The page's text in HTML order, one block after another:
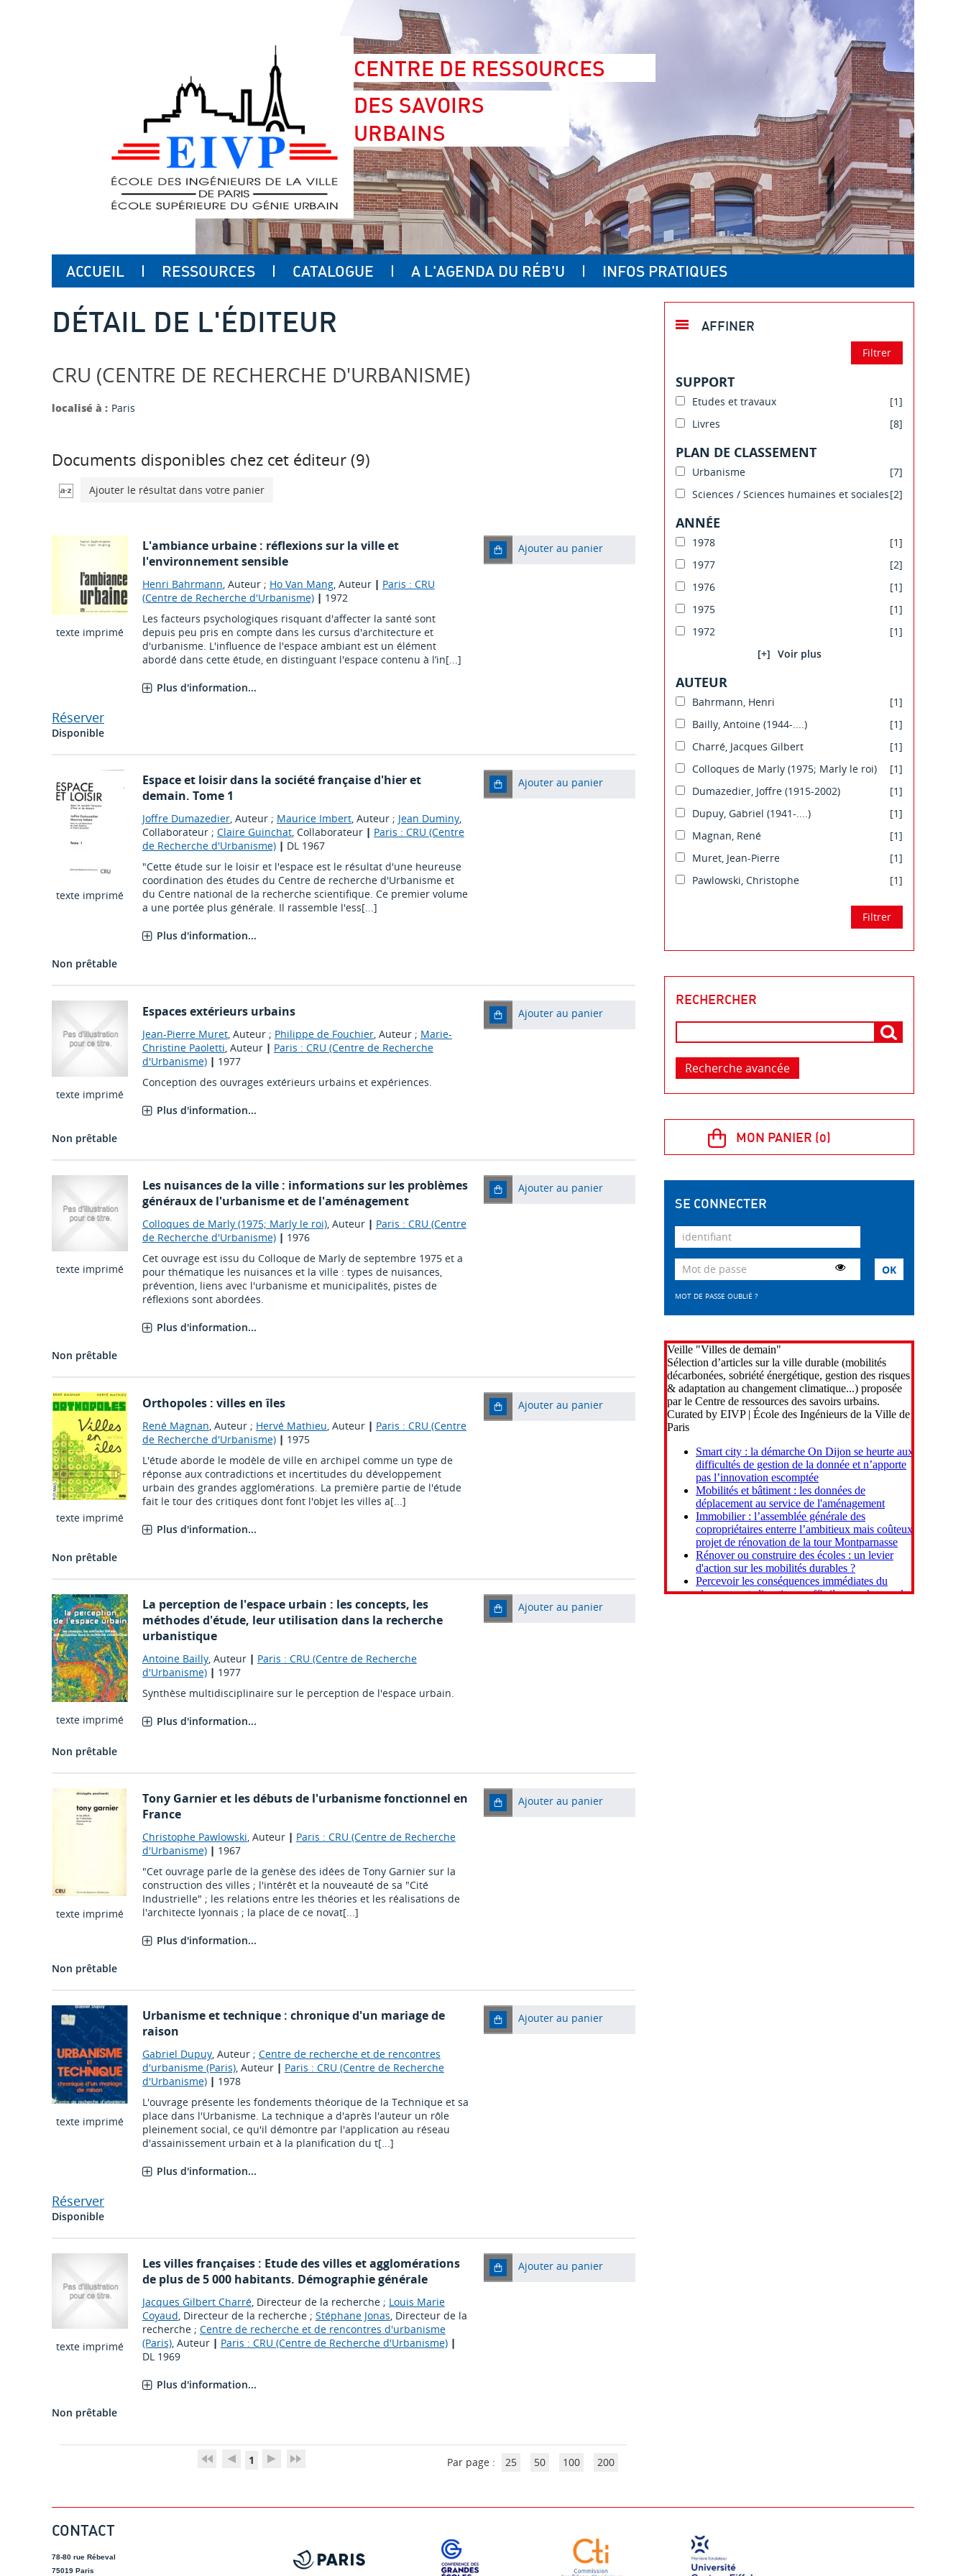
CENTRE DE RESSOURCES
DES SAVOIRS
URBAINS
ACCUEIL RESSOURCES CATALOGUE A L'AGENDA DU RÉB'U INFOS PRATIQUES
DÉTAIL DE L'ÉDITEUR
CRU (CENTRE DE RECHERCHE D'URBANISME)
localisé à : Paris
Documents disponibles chez cet éditeur (9)
Ajouter le résultat dans votre panier
texte imprimé
L'ambiance urbaine : réflexions sur la ville et
l'environnement sensible
Henri Bahrmann, Auteur ; Ho Van Mang, Auteur | Paris : CRU
(Centre de Recherche d'Urbanisme)| 1972
Les facteurs psychologiques risquant d'affecter la santé sont
depuis peu pris en compte dans les cursus d'architecture et
d'urbanisme. L'influence de l'espace ambiant est un élément
abordé dans cette étude, en distinguant l'espace contenu à l’in[...]
Plus d'information...
Ajouter au panier
Réserver
Disponible
texte imprimé
Espace et loisir dans la société française d'hier et
demain. Tome 1
Joffre Dumazedier, Auteur ; Maurice Imbert, Auteur ; Jean Duminy,
Collaborateur ; Claire Guinchat, Collaborateur | Paris : CRU (Centre
de Recherche d'Urbanisme)| DL 1967
"Cette étude sur le loisir et l'espace est le résultat d'une heureuse
coordination des études du Centre de recherche d'Urbanisme et
du Centre national de la recherche scientifique. Ce premier volume
a une portée plus générale. Il rassemble l'ess[...]
Plus d'information...
Ajouter au panier
Non prêtable
texte imprimé
Espaces extérieurs urbains
Jean-Pierre Muret, Auteur ; Philippe de Fouchier, Auteur ; Marie-
Christine Paoletti, Auteur | Paris : CRU (Centre de Recherche
d'Urbanisme)| 1977
Conception des ouvrages extérieurs urbains et expériences.
Plus d'information...
Ajouter au panier
Non prêtable
texte imprimé
Les nuisances de la ville : informations sur les problèmes
généraux de l'urbanisme et de l'aménagement
Colloques de Marly (1975; Marly le roi), Auteur | Paris : CRU (Centre
de Recherche d'Urbanisme)| 1976
Cet ouvrage est issu du Colloque de Marly de septembre 1975 et a
pour thématique les nuisances et la ville : types de nuisances,
prévention, liens avec l'urbanisme et municipalités, pistes de
réflexions sont abordées.
Plus d'information...
Ajouter au panier
Non prêtable
texte imprimé
Orthopoles : villes en îles
René Magnan, Auteur ; Hervé Mathieu, Auteur | Paris : CRU (Centre
de Recherche d'Urbanisme)| 1975
L'étude aborde le modèle de ville en archipel comme un type de
réponse aux contradictions et incertitudes du développement
urbain des grandes agglomérations. La première partie de l'étude
fait le tour des critiques dont font l'objet les villes a[...]
Plus d'information...
Ajouter au panier
Non prêtable
texte imprimé
La perception de l'espace urbain : les concepts, les
méthodes d'étude, leur utilisation dans la recherche
urbanistique
Antoine Bailly, Auteur | Paris : CRU (Centre de Recherche
d'Urbanisme)| 1977
Synthèse multidisciplinaire sur le perception de l'espace urbain.
Plus d'information...
Ajouter au panier
Non prêtable
texte imprimé
Tony Garnier et les débuts de l'urbanisme fonctionnel en
France
Christophe Pawlowski , Auteur | Paris : CRU (Centre de Recherche
d'Urbanisme)| 1967
"Cet ouvrage parle de la genèse des idées de Tony Garnier sur la
construction des villes ; l'intérêt et la nouveauté de sa "Cité
Industrielle" ; les relations entre les théories et les réalisations de
l'architecte lyonnais ; la place de ce novat[...]
Plus d'information...
Ajouter au panier
Non prêtable
texte imprimé
Urbanisme et technique : chronique d'un mariage de
raison
Gabriel Dupuy, Auteur ; Centre de recherche et de rencontres
d'urbanisme (Paris), Auteur | Paris : CRU (Centre de Recherche
d'Urbanisme)| 1978
L'ouvrage présente les fondements théorique de la Technique et sa
place dans l'Urbanisme. La technique a d'après l'auteur un rôle
pleinement social, ce qu'il démontre par l'application au réseau
d'assainissement urbain et à la planification du t[...]
Plus d'information...
Ajouter au panier
Réserver
Disponible
texte imprimé
Les villes françaises : Etude des villes et agglomérations
de plus de 5 000 habitants. Démographie générale
Jacques Gilbert Charré, Directeur de la recherche ; Louis Marie
Coyaud , Directeur de la recherche ; Stéphane Jonas , Directeur de la
recherche ; Centre de recherche et de rencontres d'urbanisme
(Paris), Auteur | Paris : CRU (Centre de Recherche d'Urbanisme)|
DL 1969
Plus d'information...
Ajouter au panier
Non prêtable
1 Par page : 25 50 100 200
AFFINER
SUPPORT
Etudes et travaux
[1]
Livres
[8]
PLAN DE CLASSEMENT
Urbanisme
[7]
Sciences / Sciences humaines et sociales[2]
ANNÉE
1978
[1]
1977
[2]
1976
[1]
1975
[1]
1972
[1]
[+]
AUTEUR
Bahrmann, Henri
[1]
Bailly, Antoine (1944-....)
[1]
Charré, Jacques Gilbert
[1]
Colloques de Marly (1975; Marly le roi)
[1]
Dumazedier, Joffre (1915-2002)
[1]
Dupuy, Gabriel (1941-....)
[1]
Magnan, René
[1]
Muret, Jean-Pierre
[1]
Pawlowski, Christophe
[1]
RECHERCHER
Recherche avancée
SE CONNECTER
MOT DE PASSE OUBLIÉ ?
CONTACT
78-80 rue Rébeval
75019 Paris